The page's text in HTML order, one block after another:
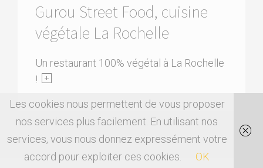
Gurou Street Food, cuisine
végétale La Rochelle
Un restaurant 100% végétal à La Rochelle
!
Les cookies nous permettent de vous proposer
nos services plus facilement. En utilisant nos
services, vous nous donnez expressément votre
accord pour exploiter ces cookies.
OK